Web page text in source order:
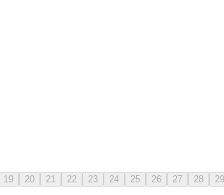
19 20 21 22 23 24 25 26 27 28 29